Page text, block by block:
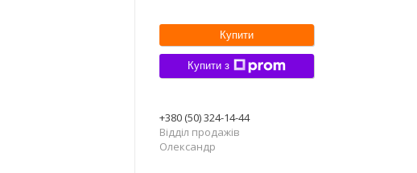
Купити
Купити з
+380 (50) 324-14-44
Відділ продажів
Олександр